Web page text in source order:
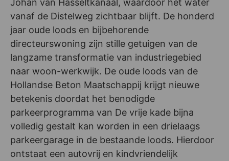
Johan van Hasseltkanaal, waardoor het water
vanaf de Distelweg zichtbaar blijft. De honderd
jaar oude loods en bijbehorende
directeurswoning zijn stille getuigen van de
langzame transformatie van industriegebied
naar woon-werkwijk. De oude loods van de
Hollandse Beton Maatschappij krijgt nieuwe
betekenis doordat het benodigde
parkeerprogramma van De vrije kade bijna
volledig gestalt kan worden in een drielaags
parkeergarage in de bestaande loods. Hierdoor
ontstaat een autovrij en kindvriendelijk